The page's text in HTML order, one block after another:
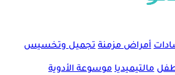
أمراض مزمنة تجميل وتخسيس
مالتيميديا موسوعة الأدوية